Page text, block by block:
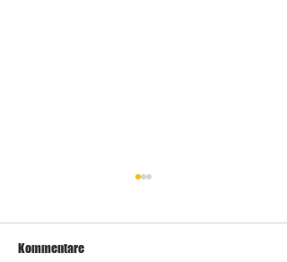
Kommentare